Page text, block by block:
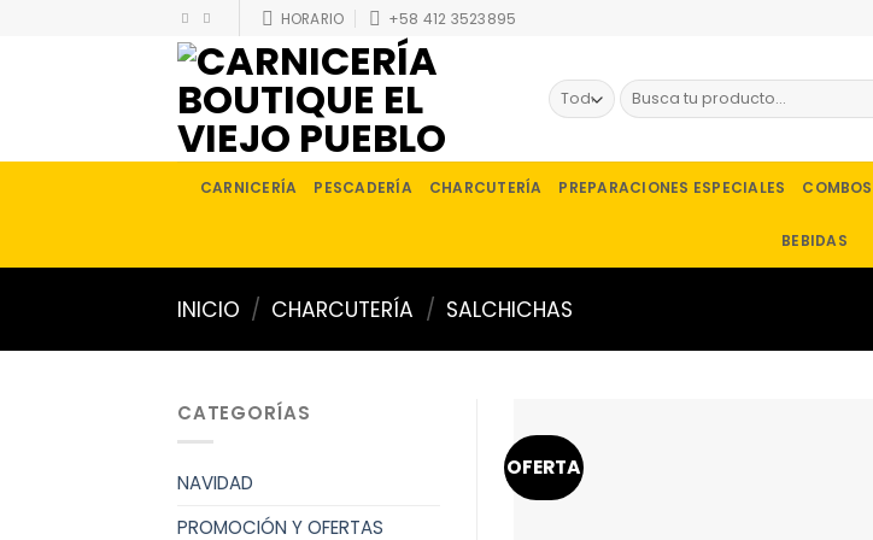
HORARIO +58 412 3523895
Buscar
por:
CARNICERÍA PESCADERÍA CHARCUTERÍA PREPARACIONES ESPECIALES COMBOS
BEBIDAS
INICIO / CHARCUTERÍA / SALCHICHAS
CATEGORÍAS
NAVIDAD
PROMOCIÓN Y OFERTAS
OFERTA